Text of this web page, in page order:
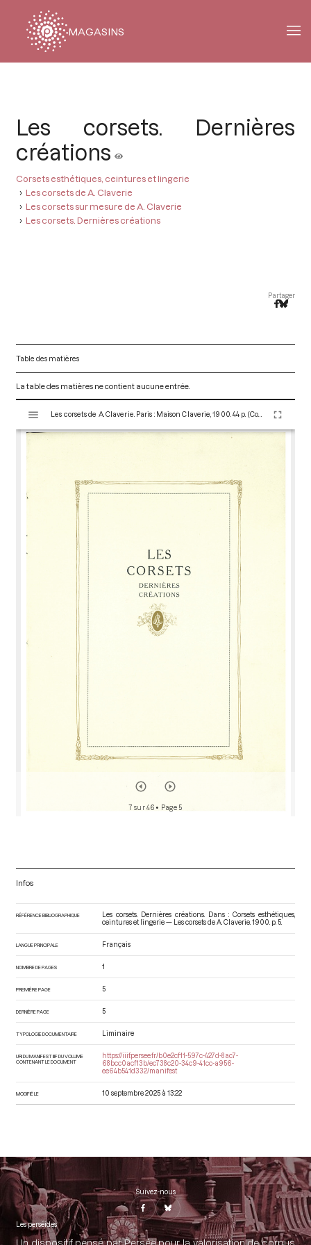
MAGASINS
Les corsets. Dernières
créations
Corsets esthétiques, ceintures et lingerie
Les corsets de A. Claverie
Les corsets sur mesure de A. Claverie
Les corsets. Dernières créations
Partager
Table des matières
La table des matières ne contient aucune entrée.
s
M
Les corsets de A. Claverie. Paris : Maison Claverie, 1900. 44 p. (Corsets esthétiques, ceintures et lingerie, 1)
7 sur 46• Page 5
Infos
RÉFÉRENCE BIBLIOGRAPHIQUE
Les corsets. Dernières créations. Dans : Corsets esthétiques,
ceintures et lingerie — Les corsets de A. Claverie . 1900. p. 5.
LANGUE PRINCIPALE Français
NOMBRE DE PAGES 1
PREMIÈRE PAGE 5
DERNIÈRE PAGE 5
TYPOLOGIE DOCUMENTAIRE Liminaire
URI DU MANIFEST IIIF DU VOLUME
CONTENANT LE DOCUMENT
https://iiif.persee.fr/b0e2cf11-597c-427d-8ac7-
68bcc0acf13b/ec738c20-34c9-41cc-a956-
ee64b541d332/manifest
MODIFIÉ LE 10 septembre 2025 à 13:22
Suivez-nous
Les perséides